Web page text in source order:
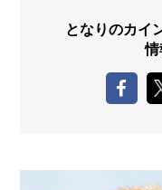
となりのカイ
情